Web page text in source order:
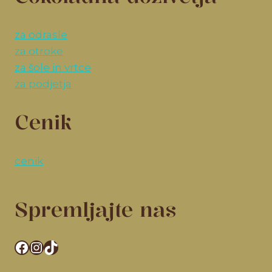
za odrasle
za otroke
za šole in vrtce
za podjetja
Cenik
cenik
Spremljajte nas
Facebook
Instagram
TikTok